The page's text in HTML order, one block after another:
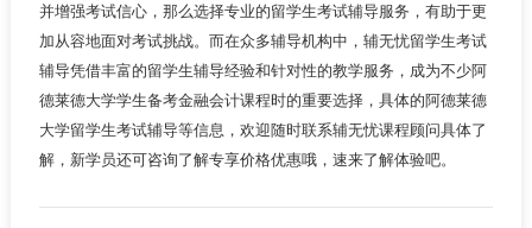
并增强考试信心，那么选择专业的留学生考试辅导服务，有助于更
加从容地面对考试挑战。而在众多辅导机构中，辅无忧留学生考试
辅导凭借丰富的留学生辅导经验和针对性的教学服务，成为不少阿
德莱德大学学生备考金融会计课程时的重要选择，具体的阿德莱德
大学留学生考试辅导等信息，欢迎随时联系辅无忧课程顾问具体了
解，新学员还可咨询了解专享价格优惠哦，速来了解体验吧。